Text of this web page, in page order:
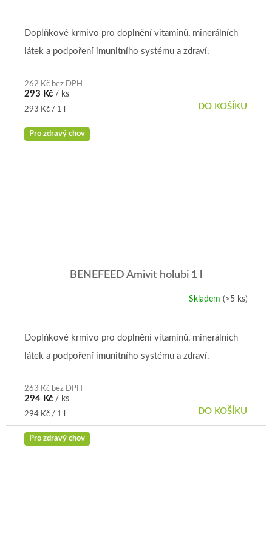
262 Kč bez DPH
293 Kč / ks
Měrná
cena:
293 Kč / 1 l DO KOŠÍKU
Doplňkové krmivo pro doplnění vitamínů, minerálních
látek a podpoření imunitního systému a zdraví.
Pro zdravý chov
BENEFEED Amivit holubi 1 l
Skladem (>5 ks)
263 Kč bez DPH
294 Kč / ks
Měrná
cena:
294 Kč / 1 l DO KOŠÍKU
Doplňkové krmivo pro doplnění vitamínů, minerálních
látek a podpoření imunitního systému a zdraví.
Pro zdravý chov